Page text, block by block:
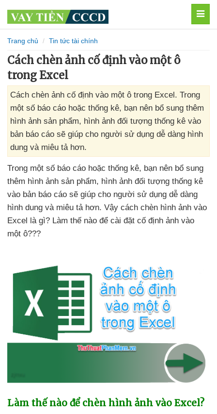
Trang chủ Tin tức tài chính
Cách chèn ảnh cố định vào một ô
trong Excel
Cách chèn ảnh cố định vào một ô trong Excel. Trong
một số báo cáo hoặc thống kê, bạn nên bổ sung thêm
hình ảnh sản phẩm, hình ảnh đối tượng thống kê vào
bản báo cáo sẽ giúp cho người sử dụng dễ dàng hình
dung và miêu tả hơn.
Trong một số báo cáo hoặc thống kê, bạn nên bổ sung
thêm hình ảnh sản phẩm, hình ảnh đối tượng thống kê
vào bản báo cáo sẽ giúp cho người sử dụng dễ dàng
hình dung và miêu tả hơn. Vậy cách chèn hình ảnh vào
Excel là gì? Làm thế nào để cài đặt cố định ảnh vào
một ô???
Làm thế nào để chèn hình ảnh vào Excel?